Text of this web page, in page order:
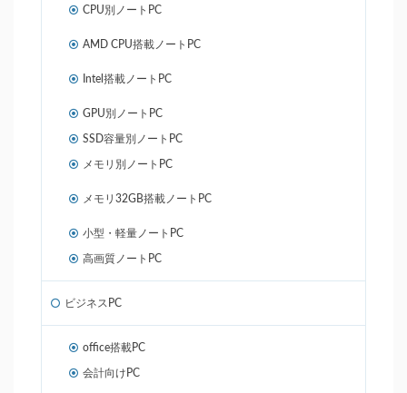
CPU別ノートPC
AMD CPU搭載ノートPC
Intel搭載ノートPC
GPU別ノートPC
SSD容量別ノートPC
メモリ別ノートPC
メモリ32GB搭載ノートPC
小型・軽量ノートPC
高画質ノートPC
ビジネスPC
office搭載PC
会計向けPC